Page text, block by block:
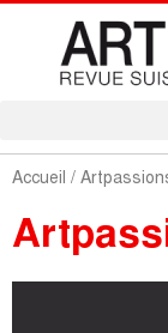
Accueil /